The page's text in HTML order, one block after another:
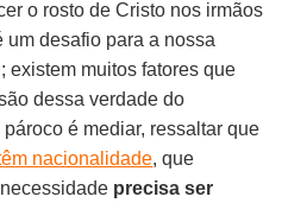
o rosto de Cristo nos irmãos
desafio para a nossa
existem muitos fatores que
dessa verdade do
é mediar, ressaltar que
nacionalidade, que
precisa ser